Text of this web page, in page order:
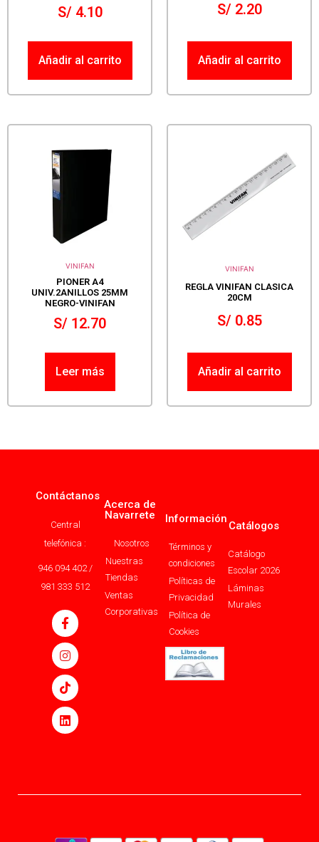
S/4.10
Añadir al carrito
S/2.20
Añadir al carrito
VINIFAN
PIONER A4
UNIV.2ANILLOS 25MM
NEGRO-VINIFAN
S/ 12.70
Leer más
VINIFAN
REGLA VINIFAN CLASICA
20CM
S/0.85
Añadir al carrito
Contáctanos
Central
telefónica :
946 094 402 /
981 333 512
Acerca de
Navarrete
Nosotros
Nuestras
Tiendas
Ventas
Corporativas
Información
Términos y
condiciones
Políticas de
Privacidad
Política de
Cookies
Catálogos
Catálogo
Escolar 2026
Láminas
Murales